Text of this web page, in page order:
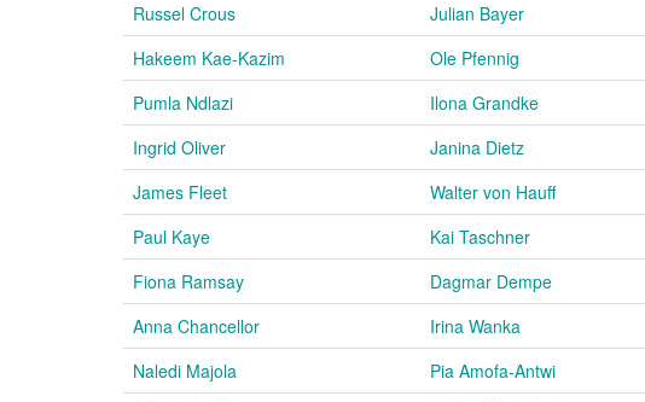
Russel Crous
Julian Bayer
Hakeem Kae-Kazim
Ole Pfennig
Pumla Ndlazi
Ilona Grandke
Ingrid Oliver
Janina Dietz
James Fleet
Walter von Hauff
Paul Kaye
Kai Taschner
Fiona Ramsay
Dagmar Dempe
Anna Chancellor
Irina Wanka
Naledi Majola
Pia Amofa-Antwi